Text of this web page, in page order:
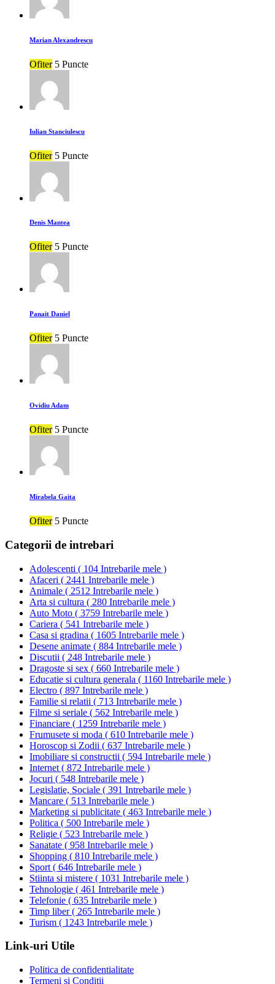
Marian Alexandrescu
Ofiter 5 Puncte
Iulian Stanciulescu
Ofiter 5 Puncte
Denis Mantea
Ofiter 5 Puncte
Panait Daniel
Ofiter 5 Puncte
Ovidiu Adam
Ofiter 5 Puncte
Mirabela Gaita
Ofiter 5 Puncte
Categorii de intrebari
Adolescenti ( 104 Intrebarile mele )
Afaceri ( 2441 Intrebarile mele )
Animale ( 2512 Intrebarile mele )
Arta si cultura ( 280 Intrebarile mele )
Auto Moto ( 3759 Intrebarile mele )
Cariera ( 541 Intrebarile mele )
Casa si gradina ( 1605 Intrebarile mele )
Desene animate ( 884 Intrebarile mele )
Discutii ( 248 Intrebarile mele )
Dragoste si sex ( 660 Intrebarile mele )
Educatie si cultura generala ( 1160 Intrebarile mele )
Electro ( 897 Intrebarile mele )
Familie si relatii ( 713 Intrebarile mele )
Filme si seriale ( 562 Intrebarile mele )
Financiare ( 1259 Intrebarile mele )
Frumusete si moda ( 610 Intrebarile mele )
Horoscop si Zodii ( 637 Intrebarile mele )
Imobiliare si constructii ( 594 Intrebarile mele )
Internet ( 872 Intrebarile mele )
Jocuri ( 548 Intrebarile mele )
Legislatie, Sociale ( 391 Intrebarile mele )
Mancare ( 513 Intrebarile mele )
Marketing si publicitate ( 463 Intrebarile mele )
Politica ( 500 Intrebarile mele )
Religie ( 523 Intrebarile mele )
Sanatate ( 958 Intrebarile mele )
Shopping ( 810 Intrebarile mele )
Sport ( 646 Intrebarile mele )
Stiinta si mistere ( 1031 Intrebarile mele )
Tehnologie ( 461 Intrebarile mele )
Telefonie ( 635 Intrebarile mele )
Timp liber( 265 Intrebarile mele )
Turism ( 1243 Intrebarile mele )
Link-uri Utile
Politica de confidentialitate
Termeni si Conditii